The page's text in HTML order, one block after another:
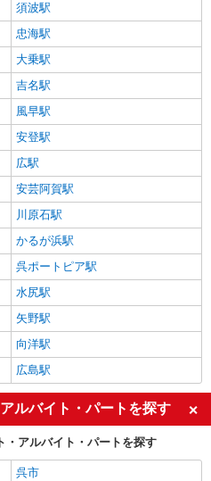
須波駅
忠海駅
大乗駅
吉名駅
風早駅
安登駅
広駅
安芸阿賀駅
川原石駅
かるが浜駅
呉ポートピア駅
水尻駅
矢野駅
向洋駅
広島駅
ルバイト・パートを探す
・アルバイト・パートを探す
呉市